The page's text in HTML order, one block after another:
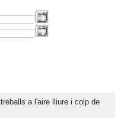
a l'aire lliure i colp de